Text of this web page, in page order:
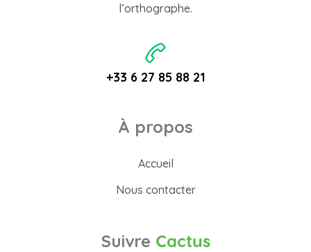
l’orthographe.
+33 6 27 85 88 21
À propos
Accueil
Nous contacter
Suivre Cactus